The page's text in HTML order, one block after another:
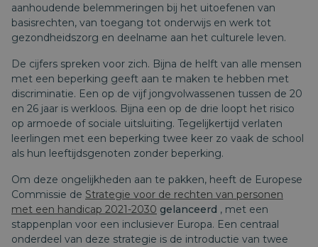
aanhoudende belemmeringen bij het uitoefenen van
basisrechten, van toegang tot onderwijs en werk tot
gezondheidszorg en deelname aan het culturele leven.
De cijfers spreken voor zich. Bijna de helft van alle mensen
met een beperking geeft aan te maken te hebben met
discriminatie. Een op de vijf jongvolwassenen tussen de 20
en 26 jaar is werkloos. Bijna een op de drie loopt het risico
op armoede of sociale uitsluiting. Tegelijkertijd verlaten
leerlingen met een beperking twee keer zo vaak de school
als hun leeftijdsgenoten zonder beperking.
Om deze ongelijkheden aan te pakken, heeft de Europese
Commissie de Strategie voor de rechten van personen
met een handicap 2021-2030 gelanceerd , met een
stappenplan voor een inclusiever Europa. Een centraal
onderdeel van deze strategie is de introductie van twee